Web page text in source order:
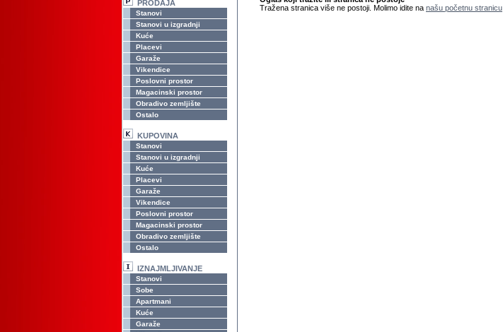
PRODAJA
Stanovi
Stanovi u izgradnji
Kuće
Placevi
Garaže
Vikendice
Poslovni prostor
Magacinski prostor
Obradivo zemljište
Ostalo
KUPOVINA
Stanovi
Stanovi u izgradnji
Kuće
Placevi
Garaže
Vikendice
Poslovni prostor
Magacinski prostor
Obradivo zemljište
Ostalo
IZNAJMLJIVANJE
Stanovi
Sobe
Apartmani
Kuće
Garaže
Tražena stranica više ne postoji. Molimo idite na našu početnu stranicu